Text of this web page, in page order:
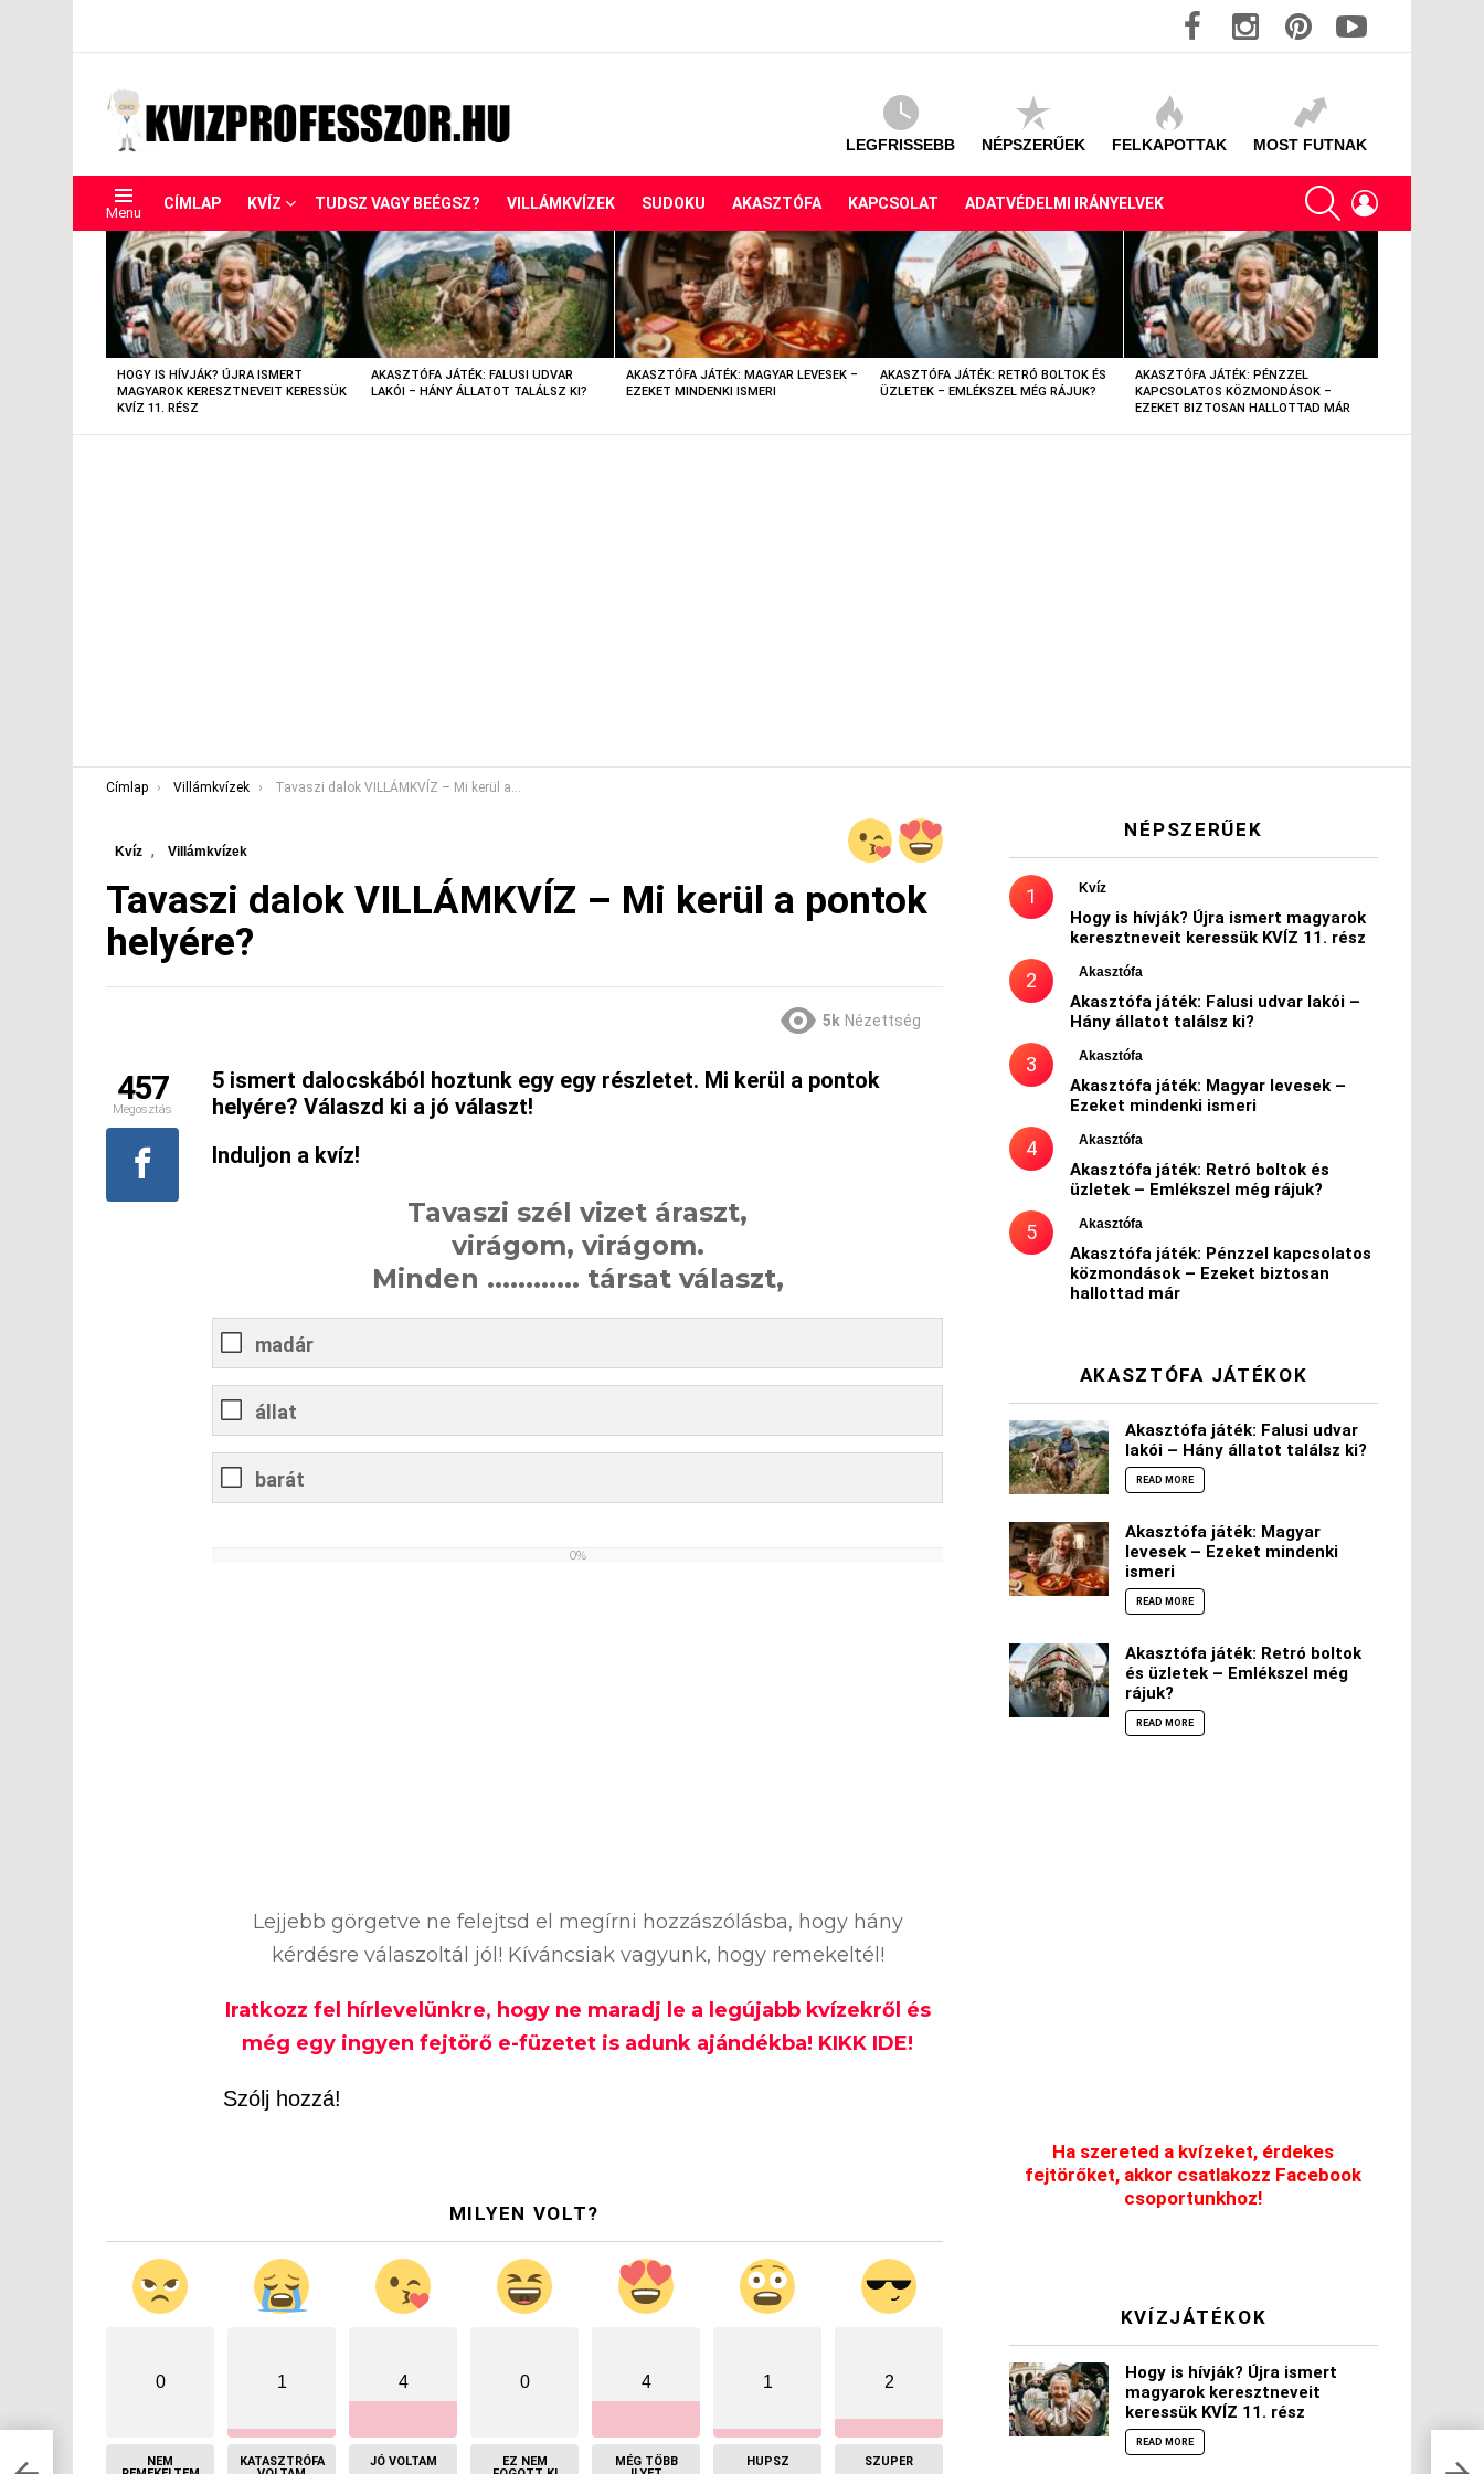
LEGFRISSEBB NÉPSZERŰEK FELKAPOTTAK MOST FUTNAK
Menu CÍMLAP KVÍZ TUDSZ VAGY BEÉGSZ? VILLÁMKVÍZEK SUDOKU AKASZTÓFA KAPCSOLAT ADATVÉDELMI IRÁNYELVEK
SEARCH
LEGUTÓBBIAK
HOGY IS HÍVJÁK? ÚJRA ISMERT
MAGYAROK KERESZTNEVEIT KERESSÜK
KVÍZ 11. RÉSZ
AKASZTÓFA JÁTÉK: FALUSI UDVAR
LAKÓI – HÁNY ÁLLATOT TALÁLSZ KI?
AKASZTÓFA JÁTÉK: MAGYAR LEVESEK –
EZEKET MINDENKI ISMERI
AKASZTÓFA JÁTÉK: RETRÓ BOLTOK ÉS
ÜZLETEK – EMLÉKSZEL MÉG RÁJUK?
AKASZTÓFA JÁTÉK: PÉNZZEL
KAPCSOLATOS KÖZMONDÁSOK –
EZEKET BIZTOSAN HALLOTTAD MÁR
You are here:
Címlap Villámkvízek Tavaszi dalok VILLÁMKVÍZ – Mi kerül a pontok helyére?
Kvíz , Villámkvízek
Tavaszi dalok VILLÁMKVÍZ – Mi kerül a pontok
helyére?
5k Nézettség
5 ismert dalocskából hoztunk egy egy részletet. Mi kerül a pontok
helyére? Válaszd ki a jó választ!
Induljon a kvíz!
Tavaszi szél vizet áraszt,
virágom, virágom.
Minden ............ társat választ,
madár
állat
barát
0%
Lejjebb görgetve ne felejtsd el megírni hozzászólásba, hogy hány
kérdésre válaszoltál jól! Kíváncsiak vagyunk, hogy remekeltél!
Iratkozz fel hírlevelünkre, hogy ne maradj le a legújabb kvízekről és
még egy ingyen fejtörő e-füzetet is adunk ajándékba! KIKK IDE!
Szólj hozzá!
457
Megosztás
MILYEN VOLT?
0
NEM
1
KATASZTRÓFA
4
JÓ VOLTAM
0
EZ NEM
4
MÉG TÖBB
1
HUPSZ
2
SZUPER
NÉPSZERŰEK
Kvíz
Hogy is hívják? Újra ismert magyarok
keresztneveit keressük KVÍZ 11. rész
Akasztófa
Akasztófa játék: Falusi udvar lakói –
Hány állatot találsz ki?
Akasztófa
Akasztófa játék: Magyar levesek –
Ezeket mindenki ismeri
Akasztófa
Akasztófa játék: Retró boltok és
üzletek – Emlékszel még rájuk?
Akasztófa
Akasztófa játék: Pénzzel kapcsolatos
közmondások – Ezeket biztosan
hallottad már
AKASZTÓFA JÁTÉKOK
Akasztófa játék: Falusi udvar
lakói – Hány állatot találsz ki?
READ MORE
Akasztófa játék: Magyar
levesek – Ezeket mindenki
ismeri
READ MORE
Akasztófa játék: Retró boltok
és üzletek – Emlékszel még
rájuk?
READ MORE
Ha szereted a kvízeket, érdekes
fejtörőket, akkor csatlakozz Facebook
csoportunkhoz!
KVÍZJÁTÉKOK
Hogy is hívják? Újra ismert
magyarok keresztneveit
keressük KVÍZ 11. rész
READ MORE